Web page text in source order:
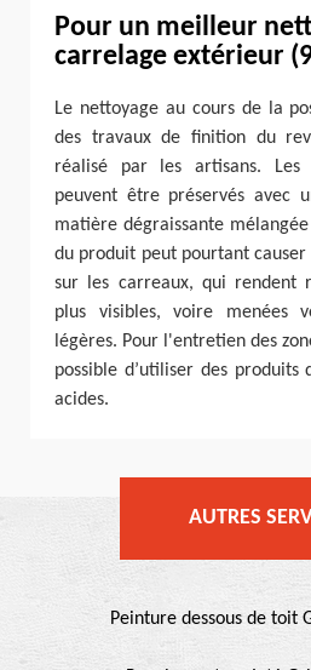
Pour un meilleur
carrelage extérieur
Le nettoyage au cours de la
des travaux de finition du
réalisé par les artisans. Les
peuvent être préservés avec
matière dégraissante
du produit peut pourtant
sur les carreaux, qui rendent
plus visibles, voire menées
légères. Pour l'entretien des
possible d’utiliser des
acides.
AUTRES
Peinture dessous de toit